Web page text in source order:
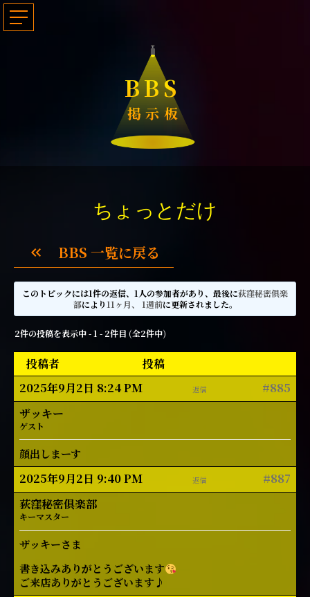
BBS
掲示板
ちょっとだけ
keyboard_double_arrow_left BBS 一覧に戻る
このトピックには1件の返信、1人の参加者があり、最後に荻窪秘密俱楽
部により11ヶ月、 1週前に更新されました。
2件の投稿を表示中 - 1 - 2件目 (全2件中)
投稿者
投稿
2025年9月2日 8:24 PM
#885
返信
ザッキー
ゲスト
顔出しまーす
2025年9月2日 9:40 PM #887
返信
荻窪秘密俱楽部
キーマスター
ザッキーさま
書き込みありがとうございます
ご来店ありがとうございます♪